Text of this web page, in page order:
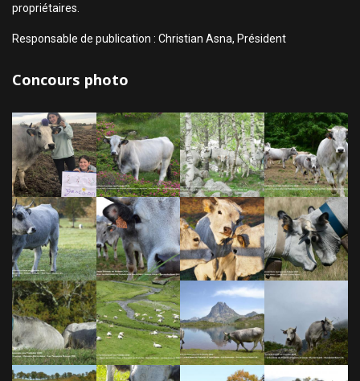
propriétaires.
Responsable de publication : Christian Asna, Président
Concours photo